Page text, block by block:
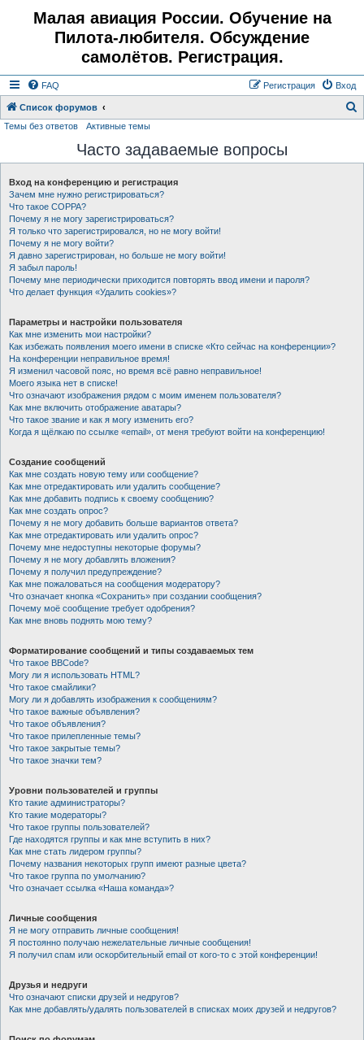
Малая авиация России. Обучение на
Пилота-любителя. Обсуждение
самолётов. Регистрация.
FAQ Вход
Регистрация
Список форумов
с
Темы без ответов Активные темы
Часто задаваемые вопросы
Вход на конференцию и регистрация
Зачем мне нужно регистрироваться?
Что такое COPPA?
Почему я не могу зарегистрироваться?
Я только что зарегистрировался, но не могу войти!
Почему я не могу войти?
Я давно зарегистрирован, но больше не могу войти!
Я забыл пароль!
Почему мне периодически приходится повторять ввод имени и пароля?
Что делает функция «Удалить cookies»?
Параметры и настройки пользователя
Как мне изменить мои настройки?
Как избежать появления моего имени в списке «Кто сейчас на конференции»?
На конференции неправильное время!
Я изменил часовой пояс, но время всё равно неправильное!
Моего языка нет в списке!
Что означают изображения рядом с моим именем пользователя?
Как мне включить отображение аватары?
Что такое звание и как я могу изменить его?
Когда я щёлкаю по ссылке «email», от меня требуют войти на конференцию!
Создание сообщений
Как мне создать новую тему или сообщение?
Как мне отредактировать или удалить сообщение?
Как мне добавить подпись к своему сообщению?
Как мне создать опрос?
Почему я не могу добавить больше вариантов ответа?
Как мне отредактировать или удалить опрос?
Почему мне недоступны некоторые форумы?
Почему я не могу добавлять вложения?
Почему я получил предупреждение?
Как мне пожаловаться на сообщения модератору?
Что означает кнопка «Сохранить» при создании сообщения?
Почему моё сообщение требует одобрения?
Как мне вновь поднять мою тему?
Форматирование сообщений и типы создаваемых тем
Что такое BBCode?
Могу ли я использовать HTML?
Что такое смайлики?
Могу ли я добавлять изображения к сообщениям?
Что такое важные объявления?
Что такое объявления?
Что такое прилепленные темы?
Что такое закрытые темы?
Что такое значки тем?
Уровни пользователей и группы
Кто такие администраторы?
Кто такие модераторы?
Что такое группы пользователей?
Где находятся группы и как мне вступить в них?
Как мне стать лидером группы?
Почему названия некоторых групп имеют разные цвета?
Что такое группа по умолчанию?
Что означает ссылка «Наша команда»?
Личные сообщения
Я не могу отправить личные сообщения!
Я постоянно получаю нежелательные личные сообщения!
Я получил спам или оскорбительный email от кого-то с этой конференции!
Друзья и недруги
Что означают списки друзей и недругов?
Как мне добавлять/удалять пользователей в списках моих друзей и недругов?